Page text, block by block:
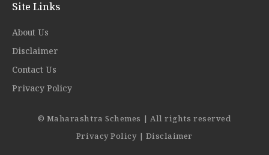
Site Links
About Us
Disclaimer
Contact Us
Privacy Policy
© Maharashtra Schemes | All rights reserved
Privacy Policy| Disclaimer